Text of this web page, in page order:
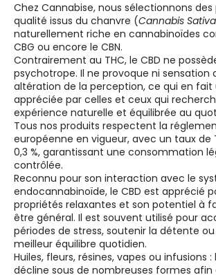
Chez Cannabise, nous sélectionnons des
qualité issus du chanvre (Cannabis Sativa
naturellement riche en cannabinoïdes
CBG ou encore le CBN.
Contrairement au THC, le CBD ne
psychotrope. Il ne provoque ni sensation
altération de la perception, ce qui en fait
appréciée par celles et ceux qui
expérience naturelle et équilibrée au
Tous nos produits respectent la
européenne en vigueur, avec un taux de
0,3 %, garantissant une consommation
contrôlée.
Reconnu pour son interaction avec le
endocannabinoïde, le CBD est apprécié
propriétés relaxantes et son potentiel à
être général. Il est souvent utilisé pour
périodes de stress, soutenir la détente
meilleur équilibre quotidien.
Huiles, fleurs, résines, vapes ou infusions :
décline sous de nombreuses formes afin